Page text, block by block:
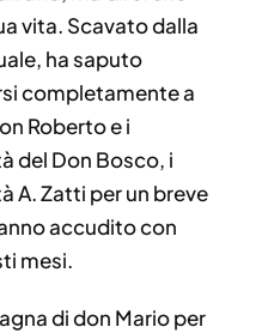
vita. Scavato dalla
ha saputo
completamente a
Roberto e i
del Don Bosco, i
A. Zatti per un breve
accudito con
mesi.
di don Mario per